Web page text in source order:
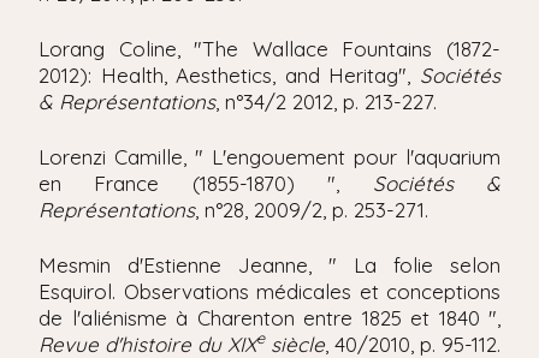
Lorang Coline, "The Wallace Fountains (1872-
2012): Health, Aesthetics, and Heritag", Sociétés
& Représentations, n°34/2 2012, p. 213-227.
Lorenzi Camille, " L'engouement pour l'aquarium
en France (1855-1870) ", Sociétés &
Représentations, n°28, 2009/2, p. 253-271.
Mesmin d'Estienne Jeanne, " La folie selon
Esquirol. Observations médicales et conceptions
de l'aliénisme à Charenton entre 1825 et 1840 ",
Revue d'histoire du XIXesiècle , 40/2010, p. 95-112.